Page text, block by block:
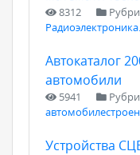
8312
Автокаталог
автомобили
5941
Устройства